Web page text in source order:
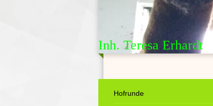
Inh. Teresa Erhardt
Hofrunde